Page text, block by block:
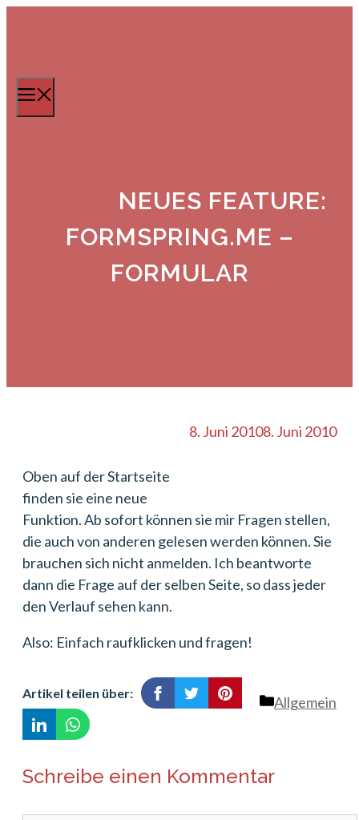
NEUES FEATURE:
FORMSPRING.ME –
FORMULAR
8. Juni 20108. Juni 2010
Oben auf der Startseite
finden sie eine neue
Funktion. Ab sofort können sie mir Fragen stellen,
die auch von anderen gelesen werden können. Sie
brauchen sich nicht anmelden. Ich beantworte
dann die Frage auf der selben Seite, so dass jeder
den Verlauf sehen kann.
Also: Einfach raufklicken und fragen!
Kategorien
Allgemein
Artikel teilen über:
Schreibe einen Kommentar